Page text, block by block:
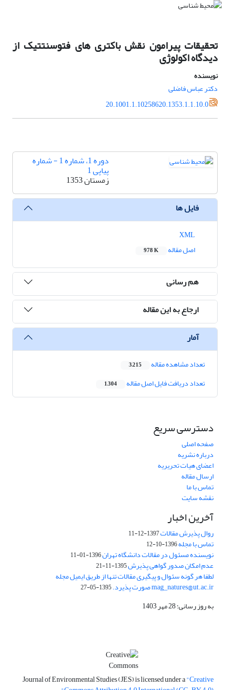
تحقیقات پیرامون نقش باکتری های فتوسنتتیک از
دیدگاه اکولوژی
نویسنده
دکتر عباس فاضلی
20.1001.1.10258620.1353.1.1.10.0
دوره 1، شماره 1 - شماره
پیاپی 1
زمستان 1353
فایل ها
اصل مقاله
978 K
هم رسانی
ارجاع به این مقاله
آمار
تعداد مشاهده مقاله 3,215
تعداد دریافت فایل اصل مقاله 1,304
دسترسی سریع
صفحه اصلی
درباره نشریه
اعضای هیات تحریریه
ارسال مقاله
تماس با ما
نقشه سایت
آخرین اخبار
روال پذیرش مقالات1397-12-11
تماس با مجله1396-10-12
نویسنده مسئول در مقالات دانشگاه تهران1396-01-11
عدم امکان صدور گواهی پذیرش1395-11-21
لطفا هر گونه سئوال و پیگیری مقالات تنها از طریق ایمیل مجله
mag_natures@ut.ac.ir صورت پذیرد. 1395-05-27
به روز رسانی: 28 مهر 1403
Journal of Environmental Studies (JES) is licensed under a"Creative